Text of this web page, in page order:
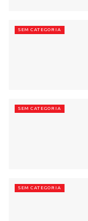
SEM CATEGORIA
SEM CATEGORIA
SEM CATEGORIA